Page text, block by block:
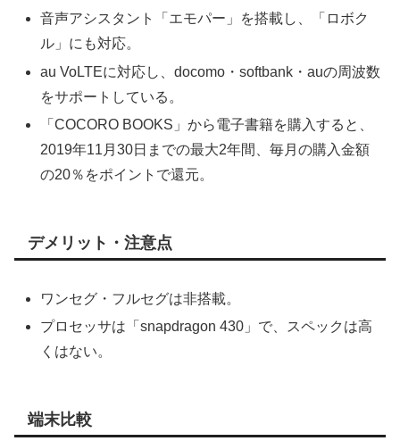
音声アシスタント「エモパー」を搭載し、「ロボク
ル」にも対応。
au VoLTEに対応し、docomo・softbank・auの周波数
をサポートしている。
「COCORO BOOKS」から電子書籍を購入すると、
2019年11月30日までの最大2年間、毎月の購入金額
の20％をポイントで還元。
デメリット・注意点
ワンセグ・フルセグは非搭載。
プロセッサは「snapdragon 430」で、スペックは高
くはない。
端末比較